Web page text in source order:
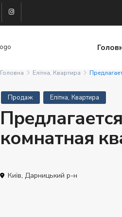
Головна Елітна, Квартира
Продаж Елітна, Квартира
комнатная
Київ, Дарницький р-н